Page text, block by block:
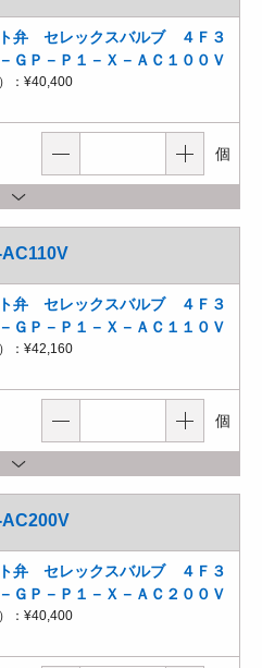
ト弁 セレックスバルブ ４Ｆ３
ＧＰ－Ｐ１－Ｘ－ＡＣ１００Ｖ
： ¥40,400
個
ト弁 セレックスバルブ ４Ｆ３
ＧＰ－Ｐ１－Ｘ－ＡＣ１１０Ｖ
： ¥42,160
個
ト弁 セレックスバルブ ４Ｆ３
ＧＰ－Ｐ１－Ｘ－ＡＣ２００Ｖ
： ¥40,400